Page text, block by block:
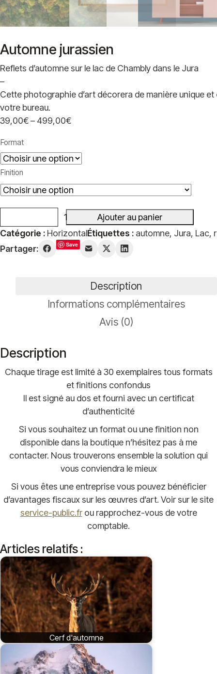
Automne jurassien
Reflets d’automne sur le lac de Chambly dans le Jura
–
Cette photographie d’art décorera de manière unique
votre bureau.
39,00€– 499,00€
Plage
de
prix :
39,00€
499,00€
Format
Finition
de
Automne
Ajouter au panier
Catégorie : HorizontalÉtiquettes : automne, Jura, Lac,
Partager:
Save
Description
Informations complémentaires
Avis (0)
Description
Chaque tirage est limité à 30 exemplaires tous formats
et finitions confondus
Il est signé au dos et fourni avec un certificat
d’authenticité
Si vous souhaitez un format ou une finition non
disponible dans la boutique n’hésitez pas à me
contacter. Nous trouverons ensemble la solution qui
vous conviendra le mieux
Si vous êtes une entreprise vous pouvez bénéficier
d’avantages fiscaux sur les œuvres d’art. Voir sur le site
service-public.frou rapprochez-vous de votre
comptable.
Articles relatifs :
Cerf d'automne